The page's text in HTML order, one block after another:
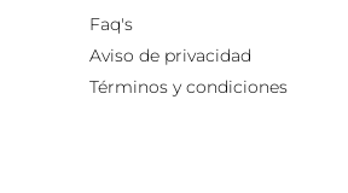
Faq's
Aviso de privacidad
Términos y condiciones